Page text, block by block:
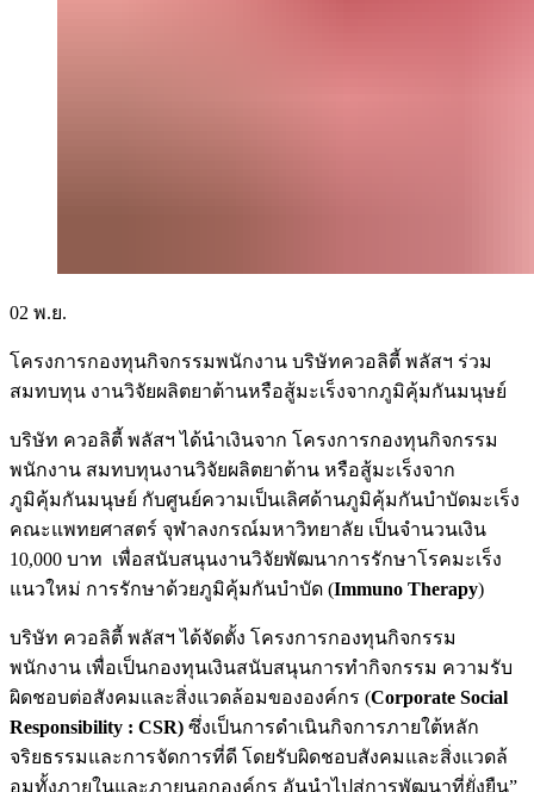
02 พ.ย.
โครงการกองทุนกิจกรรมพนักงาน บริษัทควอลิตี้ พลัสฯ ร่วม
สมทบทุน งานวิจัยผลิตยาต้านหรือสู้มะเร็งจากภูมิคุ้มกันมนุษย์
บริษัท ควอลิตี้ พลัสฯ ได้นำเงินจาก โครงการกองทุนกิจกรรม
พนักงาน สมทบทุนงานวิจัยผลิตยาต้าน หรือสู้มะเร็งจาก
ภูมิคุ้มกันมนุษย์ กับศูนย์ความเป็นเลิศด้านภูมิคุ้มกันบำบัดมะเร็ง
คณะแพทยศาสตร์ จุฬาลงกรณ์มหาวิทยาลัย เป็นจำนวนเงิน
10,000 บาท เพื่อสนับสนุนงานวิจัยพัฒนาการรักษาโรคมะเร็ง
แนวใหม่ การรักษาด้วยภูมิคุ้มกันบำบัด (Immuno Therapy)
บริษัท ควอลิตี้ พลัสฯ ได้จัดตั้ง โครงการกองทุนกิจกรรม
พนักงาน เพื่อเป็นกองทุนเงินสนับสนุนการทำกิจกรรม ความรับ
ผิดชอบต่อสังคมและสิ่งแวดล้อมขององค์กร (Corporate Social
Responsibility : CSR) ซึ่งเป็นการดำเนินกิจการภายใต้หลัก
จริยธรรมและการจัดการที่ดี โดยรับผิดชอบสังคมและสิ่งเเวดล้
อมทั้งภายในและภายนอกองค์กร อันนำไปสู่การพัฒนาที่ยั่งยืน”